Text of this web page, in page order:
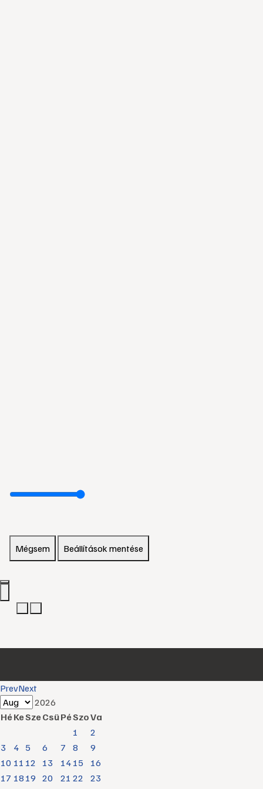
Mégsem Beállítások mentése
PrevNext
2026
HéKeSzeCsüPéSzoVa
1
2
3
4 5 6 7 8
9
10 11 12 13 14 15
16
17 18 19 20 21 22
23